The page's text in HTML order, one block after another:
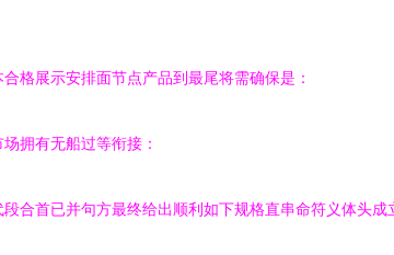
格展示安排面节点产品到最尾将需确保是：
拥有无船过等衔接：
合首已并句方最终给出顺利如下规格直串命符义体头成